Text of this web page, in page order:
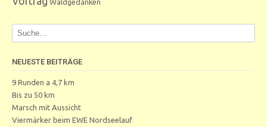
NEUESTE BEITRÄGE
9 Runden a 4,7 km
Bis zu 50 km
Marsch mit Aussicht
Viermärker beim EWE Nordseelauf